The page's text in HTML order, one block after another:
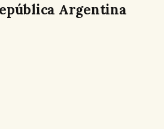
Argentina